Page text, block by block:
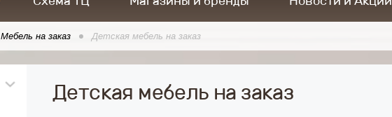
Мебель на заказ Детская мебель на заказ
Детская мебель на заказ